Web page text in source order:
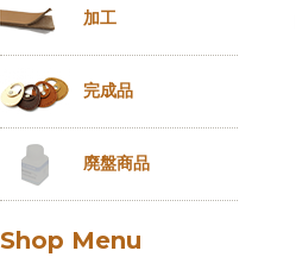
加工
完成品
廃盤商品
Shop Menu